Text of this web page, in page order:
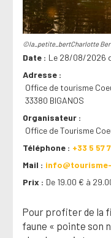
©la_petite_bertCharlotte
Date
Le 28/08/2026
Adresse
Office de tourisme
33380 BIGANOS
Organisateur
Office de Tourisme
Téléphone
+33 5 57
Mail
Prix
De 19.00 € à
Pour profiter de la
faune « pointe son